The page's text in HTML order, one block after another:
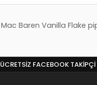
Mac Baren Vanilla Flake
ÜCRETSIZ FACEBOOK